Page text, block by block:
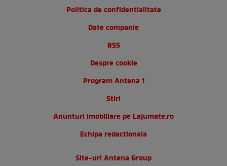
Politica de confidentialitate
Date companie
RSS
Despre cookie
Program Antena 1
Stiri
Anunturi imobiliare pe Lajumate.ro
Echipa redactionala
Site-uri Antena Group